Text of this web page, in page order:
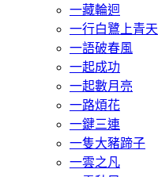
一藏輪迴
一行白鷺上青天
一語破春風
一起成功
一起數月亮
一路煩花
一鍵三連
一隻大豬蹄子
一雲之凡